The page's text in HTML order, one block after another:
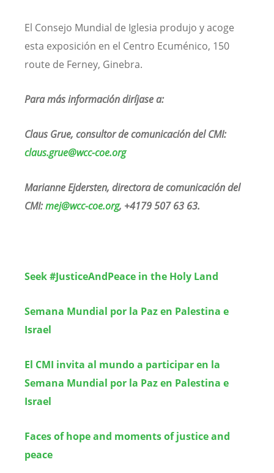
El Consejo Mundial de Iglesia produjo y acoge
esta exposición en el Centro Ecuménico, 150
route de Ferney, Ginebra.
Para más información diríjase a:
Claus Grue, consultor de comunicación del CMI:
claus.grue@wcc-coe.org
Marianne Ejdersten, directora de comunicación del
CMI:mej@wcc-coe.org, +4179 507 63 63.
Seek #JusticeAndPeace in the Holy Land
Semana Mundial por la Paz en Palestina e
Israel
El CMI invita al mundo a participar en la
Semana Mundial por la Paz en Palestina e
Israel
Faces of hope and moments of justice and
peace